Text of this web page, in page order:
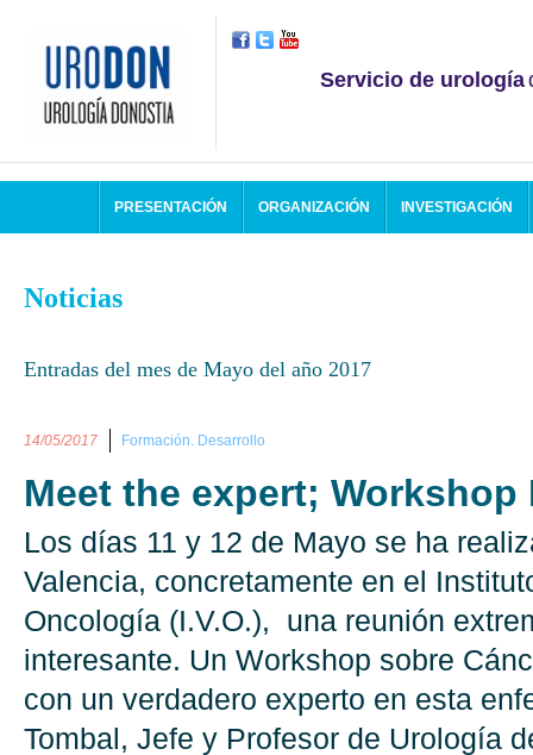
Servicio de urología
PRESENTACIÓN ORGANIZACIÓN INVESTIGACIÓN
Noticias
Entradas del mes de Mayo del año 2017
14/05/2017 Formación. Desarrollo
Meet the expert; Workshop
Los días 11 y 12 de Mayo se ha
Valencia, concretamente en el
Oncología (I.V.O.), una reunión
interesante. Un Workshop sobre
con un verdadero experto en esta
Tombal, Jefe y Profesor de Urología